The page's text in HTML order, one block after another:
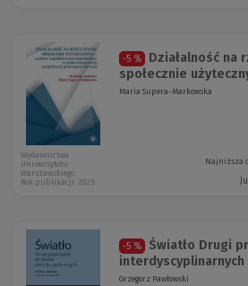
-5 %
Działalność na
społecznie
Maria Supera-Markowska
Najniższa
Wydawnictwa
Uniwersytetu
Warszawskiego
Rok publikacji: 2025
-5 %
Światło Drugi
interdyscyplinarnych
Grzegorz Pawłowski